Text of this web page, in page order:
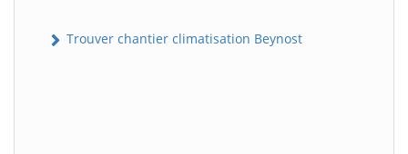
Trouver chantier climatisation Beynost